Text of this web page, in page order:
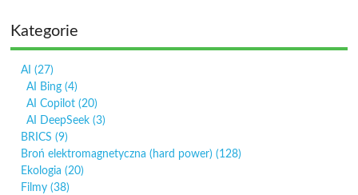
Kategorie
AI (27)
AI Bing (4)
AI Copilot (20)
AI DeepSeek (3)
BRICS (9)
Broń elektromagnetyczna (hard power) (128)
Ekologia (20)
Filmy (38)